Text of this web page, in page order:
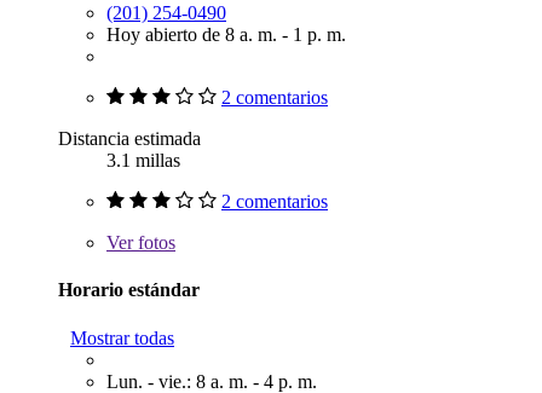
(201) 254-0490
Hoy abierto de 8 a. m. - 1 p. m.
2 comentarios
Distancia estimada
3.1 millas
2 comentarios
Verfotos
Horario estándar
Mostrar todas
Lun. - vie.: 8 a. m. - 4 p. m.